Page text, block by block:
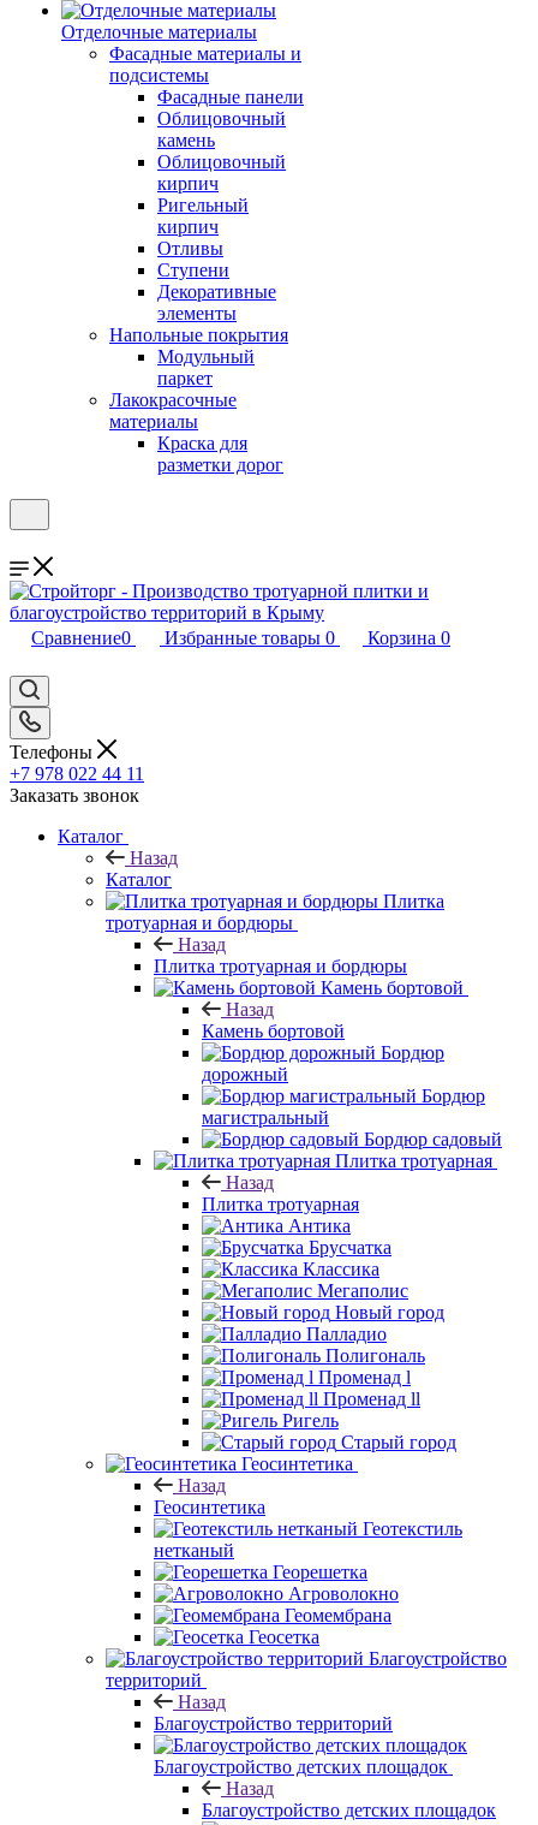
Отделочные материалы
Фасадные материалы и
подсистемы
Фасадные панели
Облицовочный
камень
Облицовочный
кирпич
Ригельный
кирпич
Отливы
Ступени
Декоративные
элементы
Напольные покрытия
Модульный
паркет
Лакокрасочные
материалы
Краска для
разметки дорог
Сравнение0 Избранные товары 0 Корзина 0
Телефоны
+7 978 022 44 11
Заказать звонок
Каталог
Назад
Каталог
Плитка
тротуарная и бордюры
Назад
Плитка тротуарная и бордюры
Камень бортовой
Назад
Камень бортовой
Бордюр
дорожный
Бордюр
магистральный
Бордюр садовый
Плитка тротуарная
Назад
Плитка тротуарная
Антика
Брусчатка
Классика
Мегаполис
Новый город
Палладио
Полигональ
Променад l
Променад ll
Ригель
Старый город
Геосинтетика
Назад
Геосинтетика
Геотекстиль
нетканый
Георешетка
Агроволокно
Геомембрана
Геосетка
Благоустройство
территорий
Назад
Благоустройство территорий
Благоустройство детских площадок
Назад
Благоустройство детских площадок